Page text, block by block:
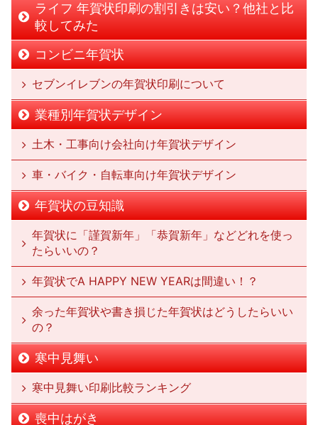
ライフ 年賀状印刷の割引きは安い？他社と比
較してみた
コンビニ年賀状
セブンイレブンの年賀状印刷について
業種別年賀状デザイン
土木・工事向け会社向け年賀状デザイン
車・バイク・自転車向け年賀状デザイン
年賀状の豆知識
年賀状に「謹賀新年」「恭賀新年」などどれを使っ
たらいいの？
年賀状でA HAPPY NEW YEARは間違い！？
余った年賀状や書き損じた年賀状はどうしたらいい
の？
寒中見舞い
寒中見舞い印刷比較ランキング
喪中はがき